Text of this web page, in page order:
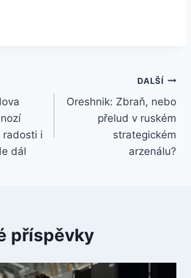
radosti i
dál
DALŠÍ
Oreshnik: Zbraň, nebo
přelud v ruském
strategickém
arzenálu?
příspěvky